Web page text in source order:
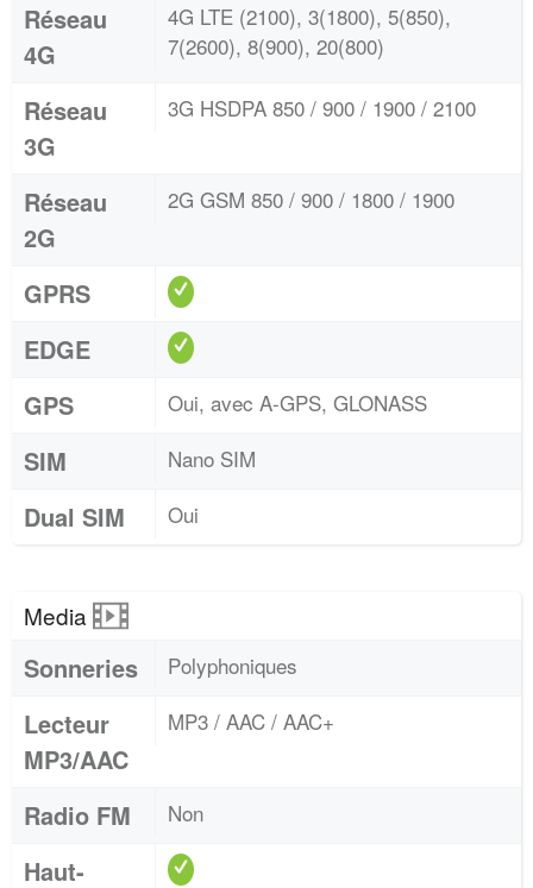
Réseau
4G
4G LTE (2100), 3(1800), 5(850),
7(2600), 8(900), 20(800)
Réseau
3G
3G HSDPA 850 / 900 / 1900 / 2100
Réseau
2G
2G GSM 850 / 900 / 1800 / 1900
GPRS
EDGE
GPS
Oui, avec A-GPS, GLONASS
SIM Nano SIM
Dual SIM Oui
Media
Sonneries Polyphoniques
Lecteur
MP3/AAC
MP3 / AAC / AAC+
Radio FM Non
Haut-